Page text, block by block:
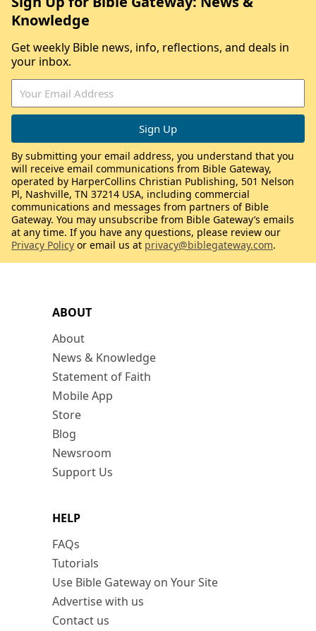
ABOUT
About
News & Knowledge
Statement of Faith
Mobile App
Store
Blog
Newsroom
Support Us
HELP
FAQs
Tutorials
Use Bible Gateway on Your Site
Advertise with us
Contact us
Knowledge
Get weekly Bible news, info, reflections, and deals in
your inbox.
By submitting your email address, you understand that you
will receive email communications from Bible Gateway,
operated by HarperCollins Christian Publishing, 501 Nelson
Pl, Nashville, TN 37214 USA, including commercial
communications and messages from partners of Bible
Gateway. You may unsubscribe from Bible Gateway’s emails
at any time. If you have any questions, please review our
Privacy Policy or email us at privacy@biblegateway.com.